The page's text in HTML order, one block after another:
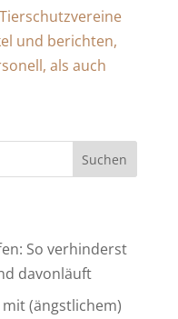
und berichten,
als auch
Suchen
So verhinderst
davonläuft
(ängstlichem)